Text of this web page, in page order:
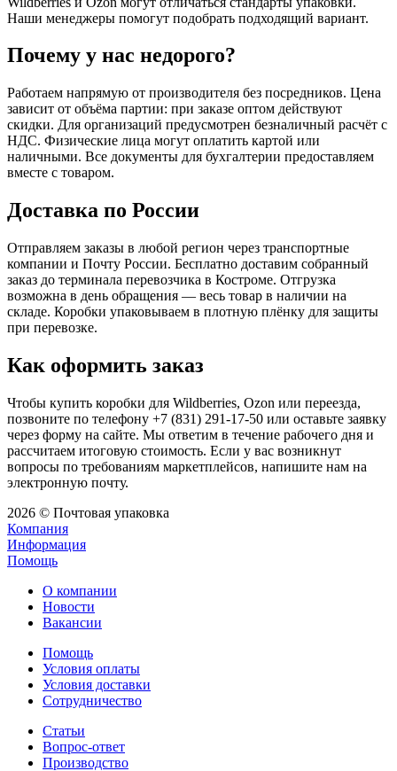
Наши менеджеры помогут подобрать подходящий вариант.
Почему у нас недорого?
Работаем напрямую от производителя без посредников. Цена
зависит от объёма партии: при заказе оптом действуют
скидки. Для организаций предусмотрен безналичный расчёт с
НДС. Физические лица могут оплатить картой или
наличными. Все документы для бухгалтерии предоставляем
вместе с товаром.
Доставка по России
Отправляем заказы в любой регион через транспортные
компании и Почту России. Бесплатно доставим собранный
заказ до терминала перевозчика в Костроме. Отгрузка
возможна в день обращения — весь товар в наличии на
складе. Коробки упаковываем в плотную плёнку для защиты
при перевозке.
Как оформить заказ
Чтобы купить коробки для Wildberries, Ozon или переезда,
позвоните по телефону +7 (831) 291-17-50 или оставьте заявку
через форму на сайте. Мы ответим в течение рабочего дня и
рассчитаем итоговую стоимость. Если у вас возникнут
вопросы по требованиям маркетплейсов, напишите нам на
электронную почту.
2026 © Почтовая упаковка
Компания
Информация
Помощь
О компании
Новости
Вакансии
Помощь
Условия оплаты
Условия доставки
Сотрудничество
Статьи
Вопрос-ответ
Производство